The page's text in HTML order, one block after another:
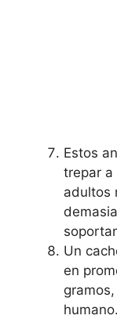
Estos
trepar a
adultos
Un
en
humano.